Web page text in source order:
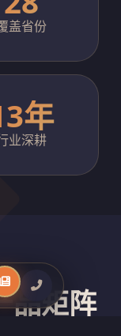
盖省份
年
业深耕
品矩阵